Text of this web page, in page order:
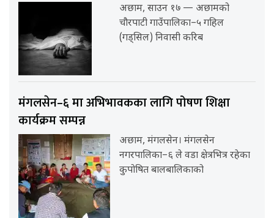
अछाम, साउन १७ — अछामको
चौरपाटी गाउँपालिका–५ गहिल
(गड्सिल) निवासी करिब
मंगलसेन–६ मा अभिभावकका लागि पोषण शिक्षा
कार्यक्रम सम्पन्न
अछाम, मंगलसेन। मंगलसेन
नगरपालिका–६ ले वडा क्षेत्रभित्र रहेका
कुपोषित बालबालिकाको